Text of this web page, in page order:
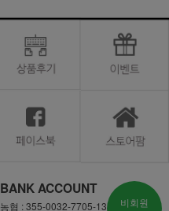
BANK ACCOUNT
농협 : 355-0032-7705-13
비회원